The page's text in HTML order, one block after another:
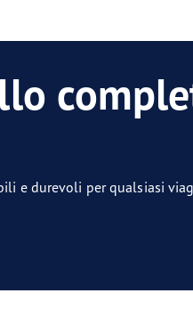
e durevoli per qualsiasi